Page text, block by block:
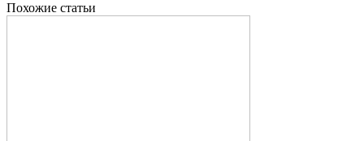
Похожие статьи